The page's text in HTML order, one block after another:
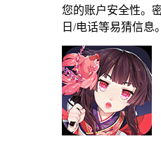
您的账户安全性。
日/电话等易猜信息。